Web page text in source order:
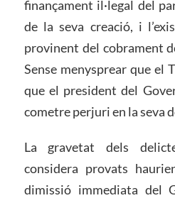
finançament il·legal del
de la seva creació, i
provinent del cobrament
Sense menysprear que el
que el president del
cometre perjuri en la seva
La gravetat dels
considera provats
dimissió immediata del